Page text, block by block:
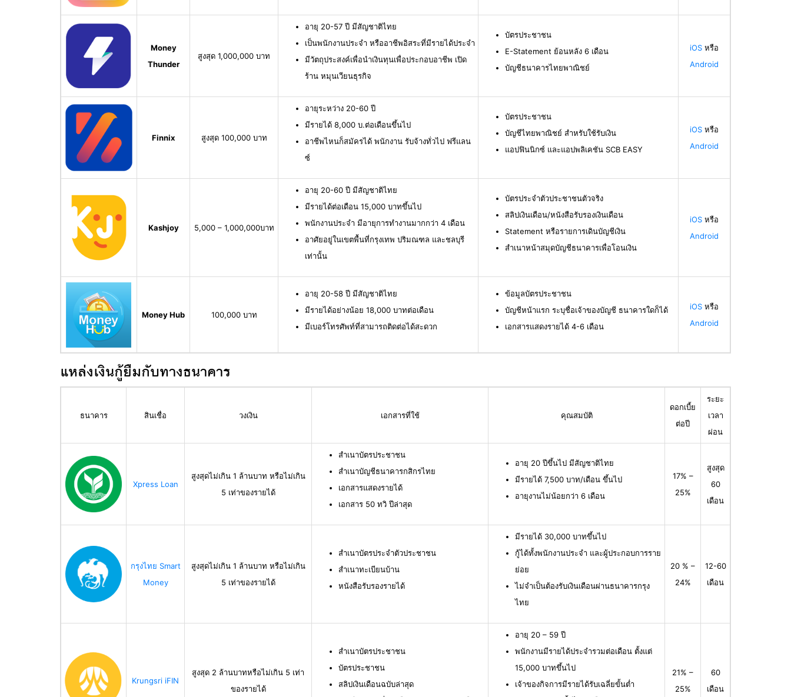
Money
Thunder
สูงสุด 1,000,000 บาท
อายุ 20-57 ปี มีสัญชาติไทย
เป็นพนักงานประจำ หรืออาชีพอิสระที่มีรายได้ประจำ
มีวัตถุประสงค์เพื่อนำเงินทุนเพื่อประกอบอาชีพ เปิด
ร้าน หมุนเวียนธุรกิจ
บัตรประชาชน
E-Statement ย้อนหลัง 6 เดือน
บัญชีธนาคารไทยพาณิชย์
iOS หรือ
Android
Finnix สูงสุด 100,000 บาท
อายุระหว่าง 20-60 ปี
มีรายได้ 8,000 บ.ต่อเดือนขึ้นไป
อาชีพไหนก็สมัครได้ พนักงาน รับจ้างทั่วไป ฟรีแลน
ซ์
บัตรประชาชน
บัญชีไทยพาณิชย์ สำหรับใช้รับเงิน
แอปฟินนิกซ์ และแอปพลิเคชัน SCB EASY
iOS หรือ
Android
Kashjoy 5,000 – 1,000,000บาท
อายุ 20-60 ปี มีสัญชาติไทย
มีรายได้ต่อเดือน 15,000 บาทขึ้นไป
พนักงานประจำ มีอายุการทำงานมากกว่า 4 เดือน
อาศัยอยู่ในเขตพื้นที่กรุงเทพ ปริมณฑล และชลบุรี
เท่านั้น
บัตรประจำตัวประชาชนตัวจริง
สลิปเงินเดือน/หนังสือรับรองเงินเดือน
Statement หรือรายการเดินบัญชีเงิน
สำเนาหน้าสมุดบัญชีธนาคารเพื่อโอนเงิน
iOS หรือ
Android
Money Hub 100,000 บาท
อายุ 20-58 ปี มีสัญชาติไทย
มีรายได้อย่างน้อย 18,000 บาทต่อเดือน
มีเบอร์โทรศัพท์ที่สามารถติดต่อได้สะดวก
ข้อมูลบัตรประชาชน
บัญชีหน้าแรก ระบุชื่อเจ้าของบัญชี ธนาคารใดก็ได้
เอกสารแสดงรายได้ 4-6 เดือน
iOS หรือ
Android
แหล่งเงินกู้ยืมกับทางธนาคาร
ธนาคาร สินเชื่อ วงเงิน เอกสารที่ใช้ คุณสมบัติ
ดอกเบี้ย
ต่อปี
ระยะ
เวลา
ผ่อน
Xpress Loan
สูงสุดไม่เกิน 1 ล้านบาท หรือไม่เกิน
5 เท่าของรายได้
สำเนาบัตรประชาชน
สำเนาบัญชีธนาคารกสิกรไทย
เอกสารแสดงรายได้
เอกสาร 50 ทวิ ปีล่าสุด
อายุ 20 ปีขึ้นไป มีสัญชาติไทย
มีรายได้ 7,500 บาท/เดือน ขึ้นไป
อายุงานไม่น้อยกว่า 6 เดือน
17% –
25%
สูงสุด
60
เดือน
กรุงไทย Smart
Money
สูงสุดไม่เกิน 1 ล้านบาท หรือไม่เกิน
5 เท่าของรายได้
สำเนาบัตรประจำตัวประชาชน
สำเนาทะเบียนบ้าน
หนังสือรับรองรายได้
มีรายได้ 30,000 บาทขึ้นไป
กู้ได้ทั้งพนักงานประจำ และผู้ประกอบการราย
ย่อย
ไม่จำเป็นต้องรับเงินเดือนผ่านธนาคารกรุง
ไทย
20 % –
24%
12-60
เดือน
Krungsri iFIN
สูงสุด 2 ล้านบาทหรือไม่เกิน 5 เท่า
ของรายได้
สำเนาบัตรประชาชน
บัตรประชาชน
สลิปเงินเดือนฉบับล่าสุด
อายุ 20 – 59 ปี
พนักงานมีรายได้ประจำรวมต่อเดือน ตั้งแต่
15,000 บาทขึ้นไป
เจ้าของกิจการมีรายได้รับเฉลี่ยขั้นต่ำ
21% –
25%
60
เดือน